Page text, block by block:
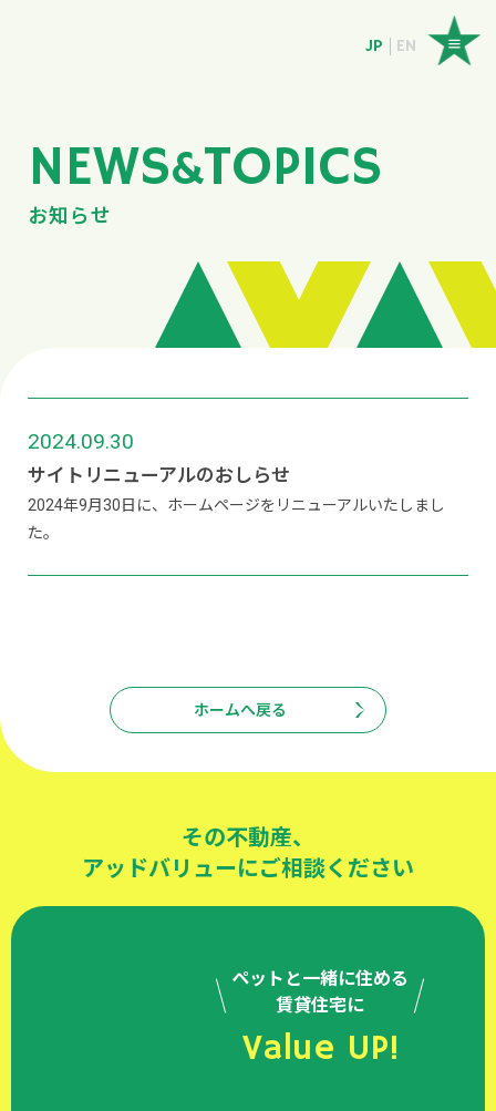
JP EN
NEWS&TOPICS
お知らせ
2024.09.30
サイトリニューアルのおしらせ
2024年9月30日に、ホームページをリニューアルいたしまし
た。
ホームへ戻る
その不動産、
アッドバリューにご相談ください
ペットと一緒に住める
賃貸住宅に
Value UP!